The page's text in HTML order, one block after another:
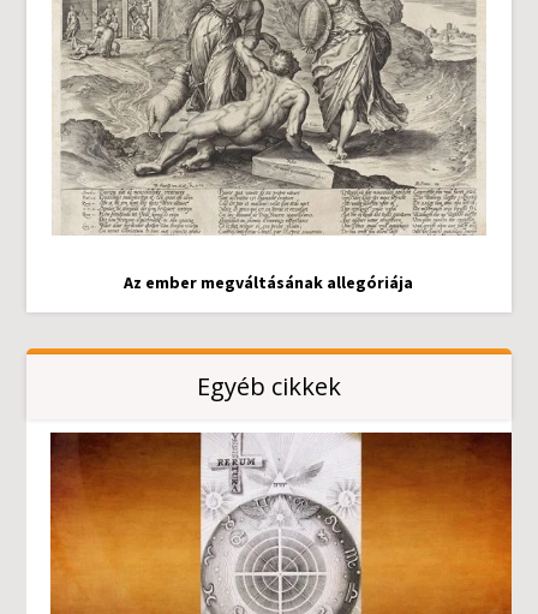
Az ember megváltásának allegóriája
Egyéb cikkek